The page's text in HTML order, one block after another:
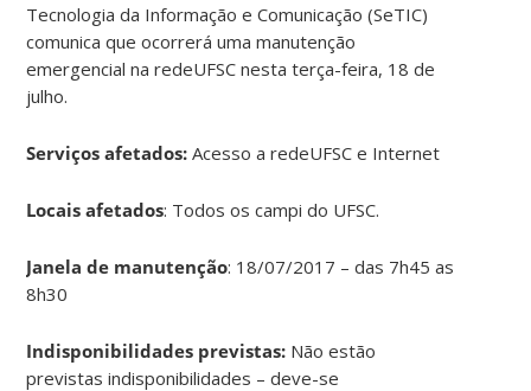
Tecnologia da Informação e Comunicação (SeTIC)
comunica que ocorrerá uma manutenção
emergencial na redeUFSC nesta terça-feira, 18 de
julho.
Serviços afetados:Acesso a redeUFSC e Internet
Locais afetados: Todos os campi do UFSC.
Janela de manutenção: 18/07/2017 – das 7h45 as
8h30
Indisponibilidades previstas: Não estão
previstas indisponibilidades – deve-se